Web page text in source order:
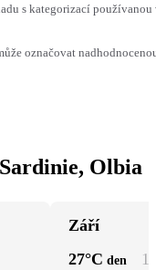
s kategorizací
označovat
Olbia
Září
27°C den